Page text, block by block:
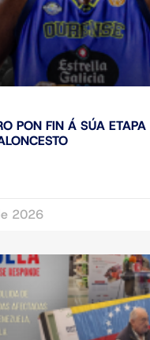
PON FIN Á SÚA
2026